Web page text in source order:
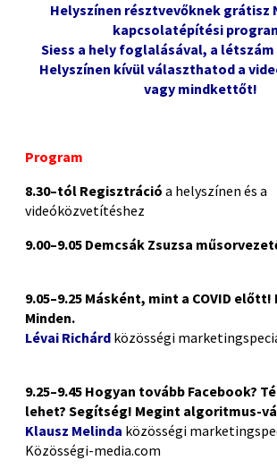
Helyszínen résztvevőknek grátisz
kapcsolatépítési
Siess a hely foglalásával, a
Helyszínen kívül választhatod a
vagy mindkettőt!
Program
8.30–tól Regisztráció a helyszínen és a
videóközvetítéshez
9.00–9.05 Demcsák Zsuzsa
9.05–9.25 Másként, mint a COVID
Minden.
Lévai Richárd közösségi
9.25–9.45 Hogyan tovább Facebook?
lehet? Segítség! Megint algoritmus-
Klausz Melinda közösségi
Közösségi-media.com